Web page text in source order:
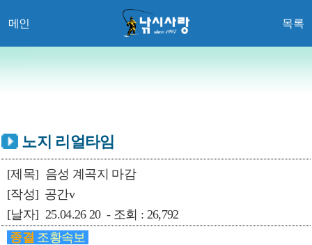
메인 목록
노지 리얼타임
[제목] 음성 계곡지 마감
[작성] 공간v
[날자] 25.04.26 20 - 조회 : 26,792
종결 조황속보